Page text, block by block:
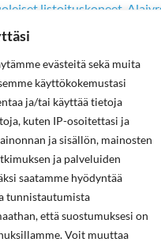
evästeitä sekä muita
käyttökokemustasi
ja/tai käyttää tietoja
kuten IP-osoitettasi ja
ja sisällön, mainosten
ja palveluiden
saatamme hyödyntää
tunnistautumista
että suostumuksesi on
Voit muuttaa
listoituskoneet
CNC-
ja pintakäsittelykoneet
,Katkaisusahat ja -linjat
taloelementtien
,
,Pystymalliset CNC-koneet
Sahat,Sahat
,Tapinlyöntikoneet
Vaihtokoneet
Vannesahat
puuntyöstökoneet